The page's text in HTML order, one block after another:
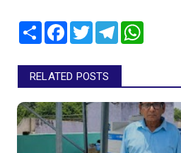
Share Facebook
TwitterTelegram
RELATED POSTS